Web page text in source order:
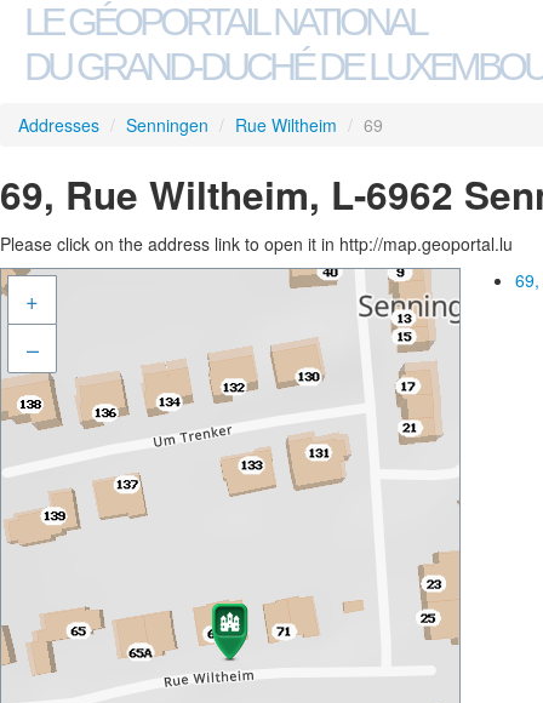
LE GÉOPORTAIL NATIONAL
DU GRAND-DUCHÉ DE
Addresses / Senningen / Rue Wiltheim / 69
69, Rue Wiltheim, L-6962
Please click on the address link to open it in http://map.geoportal.lu
+
–